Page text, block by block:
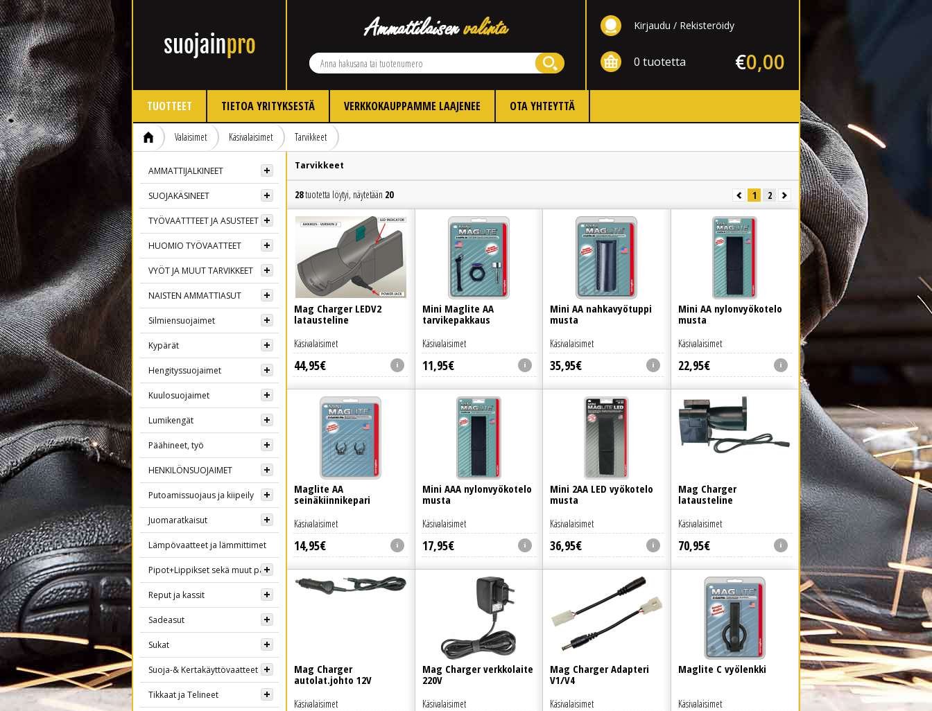
Kirjaudu Rekisteröidy
0 tuotetta 0,00
€
TUOTTEET TIETOA YRITYKSESTÄ VERKKOKAUPPAMME LAAJENEE OTA YHTEYTTÄ
Valaisimet Käsivalaisimet Tarvikkeet
AMMATTIJALKINEET
SUOJAKÄSINEET
TYÖVAATTTEET JA ASUSTEET
HUOMIO TYÖVAATTEET
VYÖT JA MUUT TARVIKKEET
NAISTEN AMMATTIASUT
Silmiensuojaimet
Kypärät
Hengityssuojaimet
Kuulosuojaimet
Lumikengät
Päähineet, työ
HENKILÖNSUOJAIMET
Putoamissuojaus ja kiipeily
Juomaratkaisut
Lämpövaatteet ja lämmittimet
Pipot+Lippikset sekä muut päähineet
Reput ja kassit
Sadeasut
Sukat
Suoja-& Kertakäyttövaatteet
Tikkaat ja Telineet
Tarvikkeet
28tuotetta löytyi, näytetään 20
Edellinen 1 2
Mag Charger LEDV2
latausteline
44,95€
Käsivalaisimet
Mini Maglite AA
tarvikepakkaus
11,95€
Käsivalaisimet
Mini AA nahkavyötuppi
musta
35,95€
Käsivalaisimet
Mini AA nylonvyökotelo
musta
22,95€
Käsivalaisimet
Lue lisää
Maglite AA
seinäkiinnikepari
14,95€
Käsivalaisimet
Mini AAA nylonvyökotelo
musta
17,95€
Käsivalaisimet
Mini 2AA LED vyökotelo
musta
36,95€
Käsivalaisimet
Mag Charger
latausteline
70,95€
Käsivalaisimet
Lue lisää
Mag Charger
autolat.johto 12V
Käsivalaisimet
Mag Charger verkkolaite
220V
Käsivalaisimet
Mag Charger Adapteri
V1/V4
Käsivalaisimet
Maglite C vyölenkki
Käsivalaisimet